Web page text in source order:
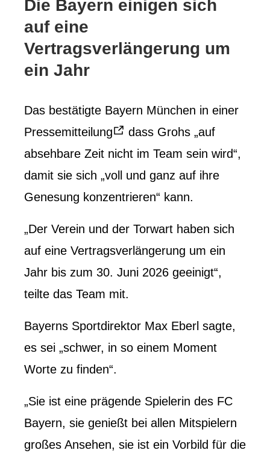
Die Bayern einigen sich
auf eine
Vertragsverlängerung um
ein Jahr
Das bestätigte Bayern München in einer
Pressemitteilung
dass Grohs „auf
absehbare Zeit nicht im Team sein wird“,
damit sie sich „voll und ganz auf ihre
Genesung konzentrieren“ kann.
„Der Verein und der Torwart haben sich
auf eine Vertragsverlängerung um ein
Jahr bis zum 30. Juni 2026 geeinigt“,
teilte das Team mit.
Bayerns Sportdirektor Max Eberl sagte,
es sei „schwer, in so einem Moment
Worte zu finden“.
„Sie ist eine prägende Spielerin des FC
Bayern, sie genießt bei allen Mitspielern
großes Ansehen, sie ist ein Vorbild für die